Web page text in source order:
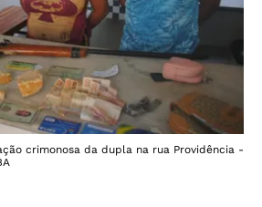
crimonosa da dupla na rua Providência -